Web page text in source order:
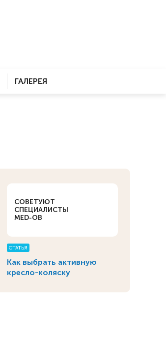
ГАЛЕРЕЯ
СОВЕТУЮТ
СПЕЦИАЛИСТЫ
MED-OB
СТАТЬЯ
Как выбрать активную
кресло-коляску